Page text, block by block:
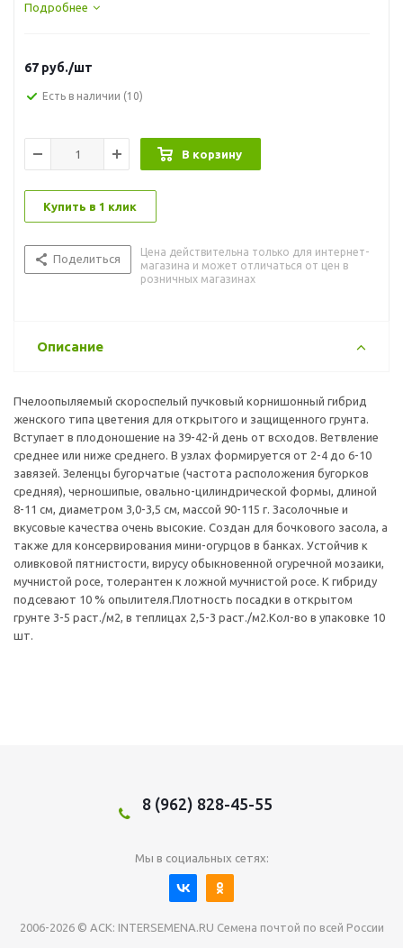
Подробнее
67 руб./шт
Есть в наличии (10)
В корзину
Купить в 1 клик
Поделиться
Цена действительна только для интернет-
магазина и может отличаться от цен в
розничных магазинах
Описание
Пчелоопыляемый скороспелый пучковый корнишонный гибрид
женского типа цветения для открытого и защищенного грунта.
Вступает в плодоношение на 39-42-й день от всходов. Ветвление
среднее или ниже среднего. В узлах формируется от 2-4 до 6-10
завязей. Зеленцы бугорчатые (частота расположения бугорков
средняя), черношипые, овально-цилиндрической формы, длиной
8-11 см, диаметром 3,0-3,5 см, массой 90-115 г. Засолочные и
вкусовые качества очень высокие. Создан для бочкового засола, а
также для консервирования мини-огурцов в банках. Устойчив к
оливковой пятнистости, вирусу обыкновенной огуречной мозаики,
мучнистой росе, толерантен к ложной мучнистой росе. К гибриду
подсевают 10 % опылителя.Плотность посадки в открытом
грунте 3-5 раст./м2, в теплицах 2,5-3 раст./м2.Кол-во в упаковке 10
шт.
8 (962) 828-45-55
Мы в социальных сетях:
2006-2026 © АСК: INTERSEMENA.RU Семена почтой по всей России